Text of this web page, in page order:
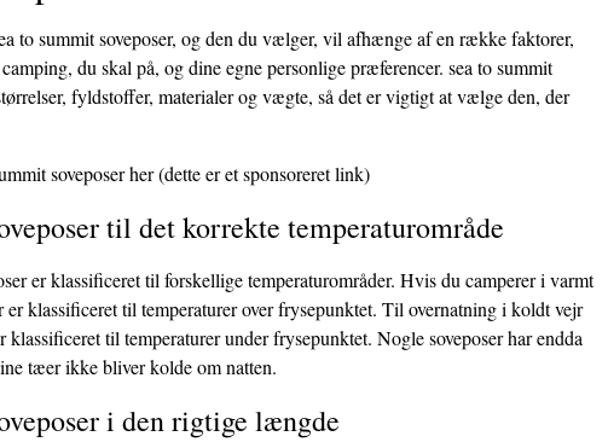
to summit soveposer, og den du vælger, vil afhænge af en række faktorer,
du skal på, og dine egne personlige præferencer. sea to summit
fyldstoffer, materialer og vægte, så det er vigtigt at vælge den, der
soveposer her(dette er et sponsoreret link)
til det korrekte temperaturområde
er klassificeret til forskellige temperaturområder. Hvis du camperer i varmt
er klassificeret til temperaturer over frysepunktet. Til overnatning i koldt vejr
klassificeret til temperaturer under frysepunktet. Nogle soveposer har endda
tæer ikke bliver kolde om natten.
i den rigtige længde